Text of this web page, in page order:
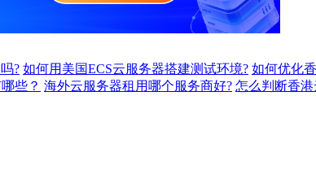
? 如何用美国ECS云服务器搭建测试环境? 如何优化
些？ 海外云服务器租用哪个服务商好? 怎么判断香